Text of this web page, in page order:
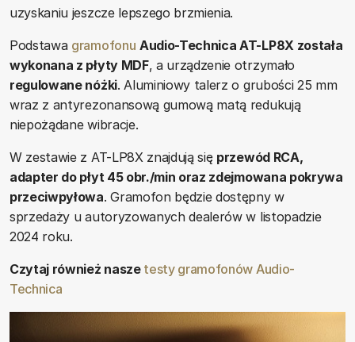
uzyskaniu jeszcze lepszego brzmienia.
Podstawa gramofonu Audio-Technica AT-LP8X została
wykonana z płyty MDF, a urządzenie otrzymało
regulowane nóżki. Aluminiowy talerz o grubości 25 mm
wraz z antyrezonansową gumową matą redukują
niepożądane wibracje.
W zestawie z AT-LP8X znajdują się przewód RCA,
adapter do płyt 45 obr./min oraz zdejmowana pokrywa
przeciwpyłowa. Gramofon będzie dostępny w
sprzedaży u autoryzowanych dealerów w listopadzie
2024 roku.
Czytaj również nasze testy gramofonów Audio-
Technica